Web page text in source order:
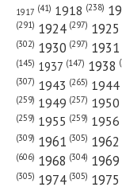
№ 93 от апреля
№ 199 от августа
1917 (41) 1918 (238)
(291) 1924 (297) 1925
(302) 1930 (297) 1931
(145) 1937 (147) 1938
(307) 1943 (265) 1944
(259) 1949 (257) 1950
(259) 1955 (259) 1956
(309) 1961 (305) 1962
(606) 1968 (304) 1969
(305) 1974 (305) 1975